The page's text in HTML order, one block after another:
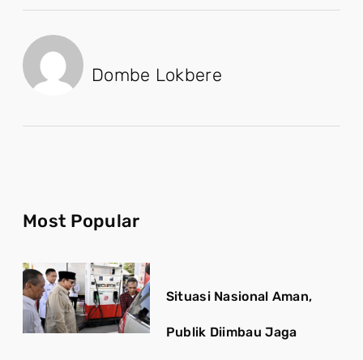
Dombe Lokbere
Most Popular
Situasi Nasional Aman,
Publik Diimbau Jaga